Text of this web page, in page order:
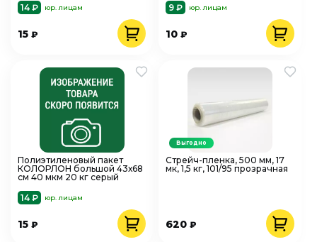
14 ₽ юр. лицам
15 ₽
9 ₽ юр. лицам
10₽
Полиэтиленовый пакет
КОЛОРЛОН большой 43х68
см 40 мкм 20 кг серый
14 ₽
юр. лицам
15 ₽
Стрейч-пленка, 500 мм, 17
мк, 1,5 кг, 101/95 прозрачная
620₽
Выгодно